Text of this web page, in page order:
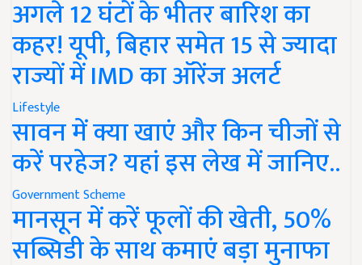
अगले 12 घंटों के भीतर बारिश का
कहर! यूपी, बिहार समेत 15 से ज्यादा
राज्यों में IMD का ऑरेंज अलर्ट
Lifestyle
सावन में क्या खाएं और किन चीजों से
करें परहेज? यहां इस लेख में जानिए..
Government Scheme
मानसून में करें फूलों की खेती, 50%
सब्सिडी के साथ कमाएं बड़ा मुनाफा